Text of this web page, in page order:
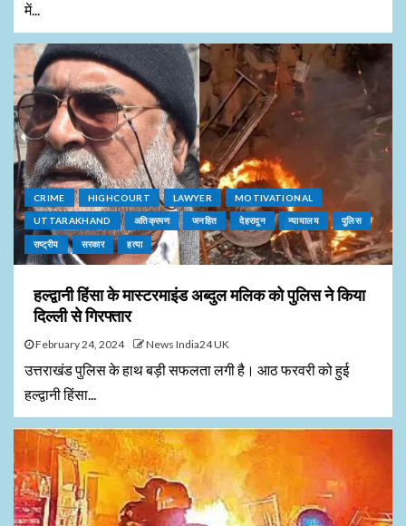
में...
CRIME HIGHCOURT LAWYER MOTIVATIONAL
UTTARAKHAND अतिक्रमण जनहित देहरादून न्यायालय पुलिस
राष्ट्रीय सरकार हत्या
हल्द्वानी हिंसा के मास्टरमाइंड अब्दुल मलिक को पुलिस ने किया
दिल्ली से गिरफ्तार
February 24, 2024 News India24 UK
उत्तराखंड पुलिस के हाथ बड़ी सफलता लगी है। आठ फरवरी को हुई
हल्द्वानी हिंसा...